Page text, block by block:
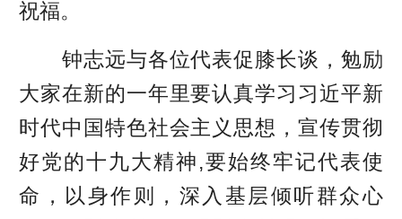
祝福。
钟志远与各位代表促膝长谈，勉励
大家在新的一年里要认真学习习近平新
时代中国特色社会主义思想，宣传贯彻
好党的十九大精神,要始终牢记代表使
命，以身作则，深入基层倾听群众心